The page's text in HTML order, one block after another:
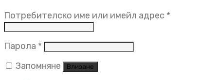
Потребителско име или имейл адрес *
Парола * Задължително
Запомняне
Влизане